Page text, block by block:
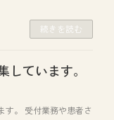
続きを読む
ています。
す。 受付業務や患者さ